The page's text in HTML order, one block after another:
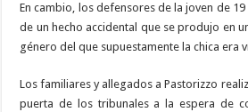
En cambio, los defensores de la joven de
de un hecho accidental que se produjo en
género del que supuestamente la chica era
Los familiares y allegados a Pastorizzo
puerta de los tribunales a la espera de